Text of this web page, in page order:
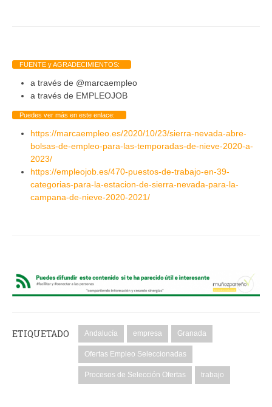
FUENTE y AGRADECIMIENTOS:
a través de @marcaempleo
a través de EMPLEOJOB
Puedes ver más en este enlace:
https://marcaempleo.es/2020/10/23/sierra-nevada-abre-
bolsas-de-empleo-para-las-temporadas-de-nieve-2020-a-
2023/
https://empleojob.es/470-puestos-de-trabajo-en-39-
categorias-para-la-estacion-de-sierra-nevada-para-la-
campana-de-nieve-2020-2021/
ETIQUETADO Andalucía empresa Granada
Ofertas Empleo Seleccionadas
Procesos de Selección Ofertas trabajo